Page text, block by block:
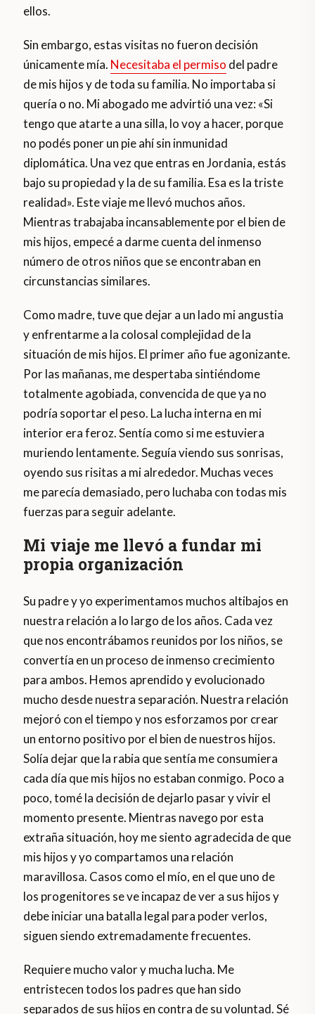
ellos.
Sin embargo, estas visitas no fueron decisión
únicamente mía. Necesitaba el permiso del padre
de mis hijos y de toda su familia. No importaba si
quería o no. Mi abogado me advirtió una vez: «Si
tengo que atarte a una silla, lo voy a hacer, porque
no podés poner un pie ahí sin inmunidad
diplomática. Una vez que entras en Jordania, estás
bajo su propiedad y la de su familia. Esa es la triste
realidad». Este viaje me llevó muchos años.
Mientras trabajaba incansablemente por el bien de
mis hijos, empecé a darme cuenta del inmenso
número de otros niños que se encontraban en
circunstancias similares.
Como madre, tuve que dejar a un lado mi angustia
y enfrentarme a la colosal complejidad de la
situación de mis hijos. El primer año fue agonizante.
Por las mañanas, me despertaba sintiéndome
totalmente agobiada, convencida de que ya no
podría soportar el peso. La lucha interna en mi
interior era feroz. Sentía como si me estuviera
muriendo lentamente. Seguía viendo sus sonrisas,
oyendo sus risitas a mi alrededor. Muchas veces
me parecía demasiado, pero luchaba con todas mis
fuerzas para seguir adelante.
Mi viaje me llevó a fundar mi
propia organización
Su padre y yo experimentamos muchos altibajos en
nuestra relación a lo largo de los años. Cada vez
que nos encontrábamos reunidos por los niños, se
convertía en un proceso de inmenso crecimiento
para ambos. Hemos aprendido y evolucionado
mucho desde nuestra separación. Nuestra relación
mejoró con el tiempo y nos esforzamos por crear
un entorno positivo por el bien de nuestros hijos.
Solía dejar que la rabia que sentía me consumiera
cada día que mis hijos no estaban conmigo. Poco a
poco, tomé la decisión de dejarlo pasar y vivir el
momento presente. Mientras navego por esta
extraña situación, hoy me siento agradecida de que
mis hijos y yo compartamos una relación
maravillosa. Casos como el mío, en el que uno de
los progenitores se ve incapaz de ver a sus hijos y
debe iniciar una batalla legal para poder verlos,
siguen siendo extremadamente frecuentes.
Requiere mucho valor y mucha lucha. Me
entristecen todos los padres que han sido
separados de sus hijos en contra de su voluntad. Sé